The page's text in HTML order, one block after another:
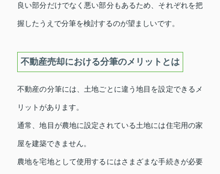
良い部分だけでなく悪い部分もあるため、それぞれを把
握したうえで分筆を検討するのが望ましいです。
不動産売却における分筆のメリットとは
不動産の分筆には、土地ごとに違う地目を設定できるメ
リットがあります。
通常、地目が農地に設定されている土地には住宅用の家
屋を建築できません。
農地を宅地として使用するにはさまざまな手続きが必要